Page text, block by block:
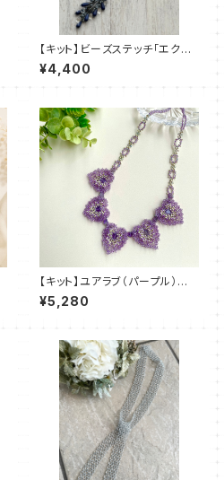
【キット】ビーズステッチ「エクラ・
ブルー」清水理子
¥4,400
【キット】ユアラブ（パープル）新
川智未
¥5,280